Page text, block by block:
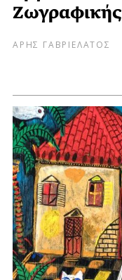
Ζωγραφικής
ΑΡΗΣ ΓΑΒΡΙΕΛΑΤΟΣ